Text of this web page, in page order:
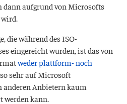
dann aufgrund von Microsofts
die während des ISO-
eingereicht wurden, ist das von
weder plattform- noch
sehr auf Microsoft
anderen Anbietern kaum
kann.